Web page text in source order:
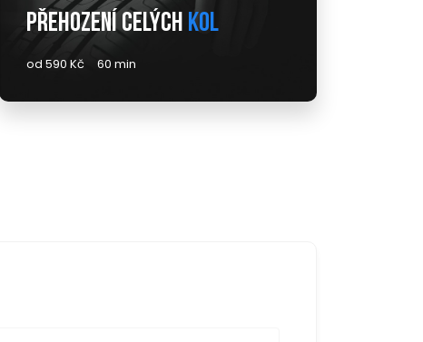
Přehození celých kol
od 590 Kč 60 min